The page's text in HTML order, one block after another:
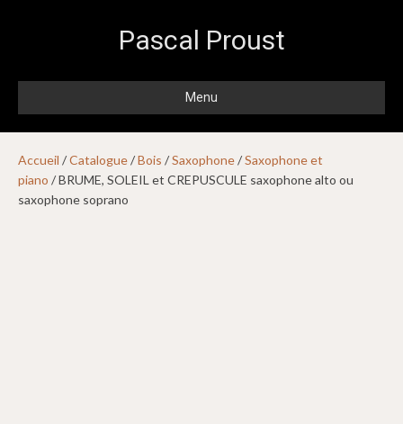
Pascal Proust
Menu
Accueil /Catalogue/Bois /Saxophone/Saxophone et
piano / BRUME, SOLEIL et CREPUSCULE saxophone alto ou
saxophone soprano